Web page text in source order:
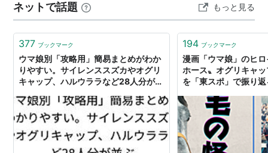
帰り。2008年11月9日の東京競馬場「アジア競馬会議」
い人気を示した。
2010年7月3日午後2時頃、繋養先の優駿スタリオンステ
ーション内の展示用パドックでオグリキャップが転倒、
右後肢脛骨を骨折した姿で発見された。獣医の診断を仰
いだが複雑骨折で手の施しようがなく、安楽死処置が執
ネットで話題 もっと見る
377 ブックマーク
ウマ娘別「攻略用」簡易まとめがわか
りやすい。サイレンススズカやオグリ
キャップ、ハルウララなど28人分が並
194 ブックマーク
漫画「ウマ娘」のヒ
ホース〟オグリキャ
を「東スポ」で振り